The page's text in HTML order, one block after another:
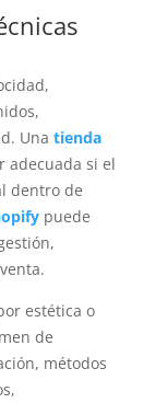
Una tienda
adecuada si el
dentro de
puede
estética o
de
métodos